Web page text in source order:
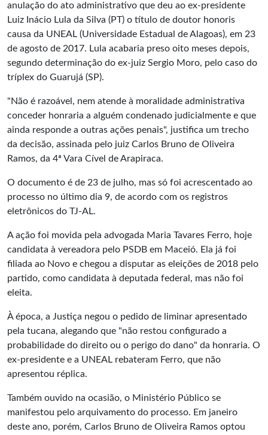
anulação do ato administrativo que deu ao ex-presidente
Luiz Inácio Lula da Silva (PT) o título de doutor honoris
causa da UNEAL (Universidade Estadual de Alagoas), em 23
de agosto de 2017. Lula acabaria preso oito meses depois,
segundo determinação do ex-juiz Sergio Moro, pelo caso do
tríplex do Guarujá (SP).
"Não é razoável, nem atende à moralidade administrativa
conceder honraria a alguém condenado judicialmente e que
ainda responde a outras ações penais", justifica um trecho
da decisão, assinada pelo juiz Carlos Bruno de Oliveira
Ramos, da 4ª Vara Cível de Arapiraca.
O documento é de 23 de julho, mas só foi acrescentado ao
processo no último dia 9, de acordo com os registros
eletrônicos do TJ-AL.
A ação foi movida pela advogada Maria Tavares Ferro, hoje
candidata à vereadora pelo PSDB em Maceió. Ela já foi
filiada ao Novo e chegou a disputar as eleições de 2018 pelo
partido, como candidata à deputada federal, mas não foi
eleita.
À época, a Justiça negou o pedido de liminar apresentado
pela tucana, alegando que "não restou configurado a
probabilidade do direito ou o perigo do dano" da honraria. O
ex-presidente e a UNEAL rebateram Ferro, que não
apresentou réplica.
Também ouvido na ocasião, o Ministério Público se
manifestou pelo arquivamento do processo. Em janeiro
deste ano, porém, Carlos Bruno de Oliveira Ramos optou